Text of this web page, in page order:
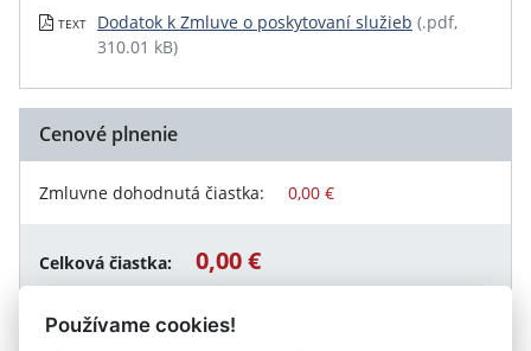
TEXT Dodatok k Zmluve o poskytovaní služieb (.pdf,
310.01 kB)
Cenové plnenie
Zmluvne dohodnutá čiastka: 0,00 €
Celková čiastka: 0,00 €
Používame cookies!